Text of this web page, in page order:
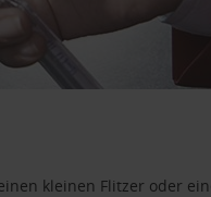
kleinen Flitzer oder